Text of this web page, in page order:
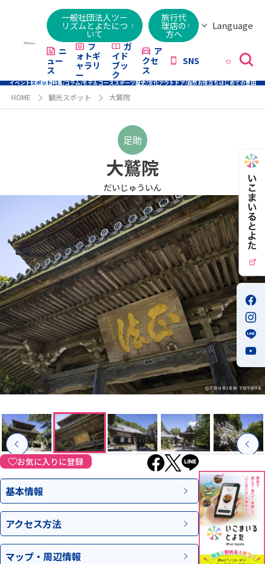
一般社団法人ツー
リズムとよたにつ
いて
旅行代
理店の
方へ
Language
Việt
ニ
ュー
ス
フ
ォトギ
ャラリ
ー
ガ
イド
ブッ
ク
ア
クセ
ス
SNS
イベントスポット特集/コラム/モデルコーススポーツ歴史/文化アウトドア/自然お役立ちはじめての豊田
HOME 観光スポット 大鷲院
足助
大鷲院
だいじゅういん
お気に入りに登録
基本情報
アクセス方法
マップ・ 周辺情報